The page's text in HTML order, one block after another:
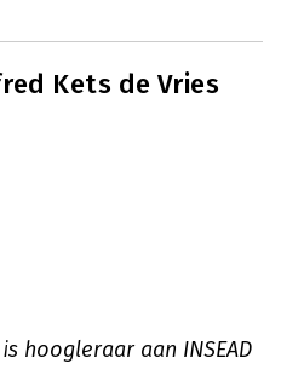
Kets de Vries
hoogleraar aan INSEAD